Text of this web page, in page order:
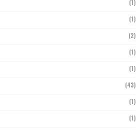
(1)
(1)
(2)
(1)
(1)
(43)
(1)
(1)